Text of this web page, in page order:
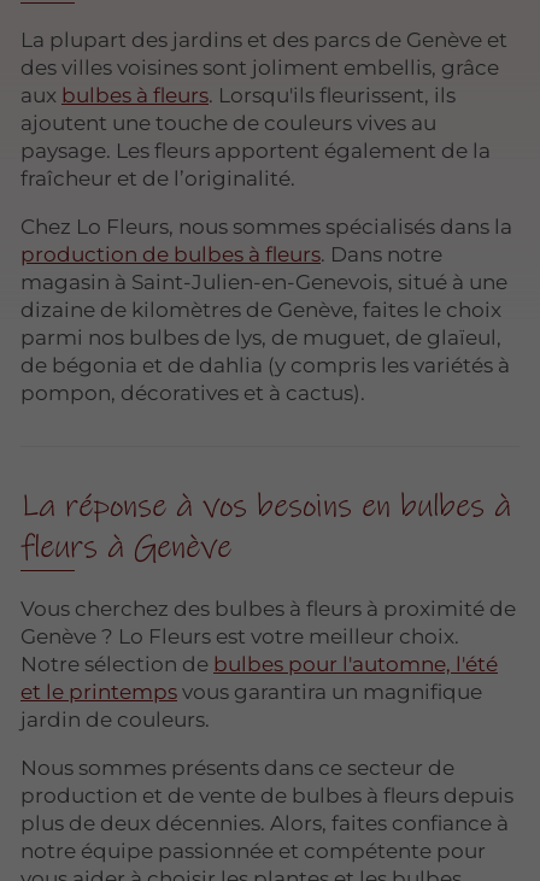
La plupart des jardins et des parcs de Genève et
des villes voisines sont joliment embellis, grâce
aux bulbes à fleurs. Lorsqu'ils fleurissent, ils
ajoutent une touche de couleurs vives au
paysage. Les fleurs apportent également de la
fraîcheur et de l’originalité.
Chez Lo Fleurs, nous sommes spécialisés dans la
production de bulbes à fleurs. Dans notre
magasin à Saint-Julien-en-Genevois, situé à une
dizaine de kilomètres de Genève, faites le choix
parmi nos bulbes de lys, de muguet, de glaïeul,
de bégonia et de dahlia (y compris les variétés à
pompon, décoratives et à cactus).
La réponse à vos besoins en bulbes à
fleurs à Genève
Vous cherchez des bulbes à fleurs à proximité de
Genève ? Lo Fleurs est votre meilleur choix.
Notre sélection de bulbes pour l'automne, l'été
et le printemps vous garantira un magnifique
jardin de couleurs.
Nous sommes présents dans ce secteur de
production et de vente de bulbes à fleurs depuis
plus de deux décennies. Alors, faites confiance à
notre équipe passionnée et compétente pour